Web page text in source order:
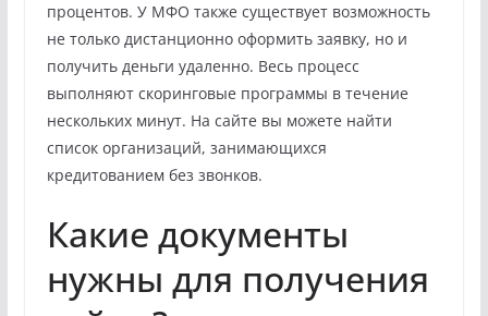
процентов. У МФО также существует возможность
не только дистанционно оформить заявку, но и
получить деньги удаленно. Весь процесс
выполняют скоринговые программы в течение
нескольких минут. На сайте вы можете найти
список организаций, занимающихся
кредитованием без звонков.
Какие документы
нужны для получения